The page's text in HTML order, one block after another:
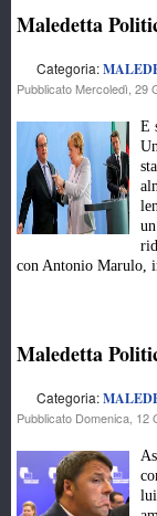
Maledetta
Categoria:
Pubblicato Mercoledì, 29
E
con Antonio Marulo,
Maledetta
Categoria:
Pubblicato Domenica, 12